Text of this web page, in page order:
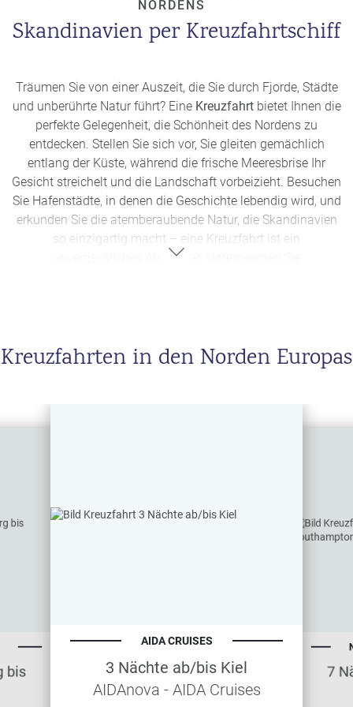
und dem beeindruckenden Vulkanland, das es zu
entdecken gilt.
entsprechende Kleidung mitzubringen. Das Wetter in den
nordischen Ländern kann sehr wechselhaft sein, daher
sollten Sie zu jeder Jahreszeit sowohl leichte als auch
warme Kleidung einpacken, um für alle Eventualitäten
gerüstet zu sein.
NORDENS
Skandinavien per Kreuzfahrtschiff
Träumen Sie von einer Auszeit, die Sie durch Fjorde, Städte
und unberührte Natur führt? Eine Kreuzfahrt bietet Ihnen die
perfekte Gelegenheit, die Schönheit des Nordens zu
entdecken. Stellen Sie sich vor, Sie gleiten gemächlich
entlang der Küste, während die frische Meeresbrise Ihr
Gesicht streichelt und die Landschaft vorbeizieht. Besuchen
Sie Hafenstädte, in denen die Geschichte lebendig wird, und
erkunden Sie die atemberaubende Natur, die Skandinavien
so einzigartig macht – eine Kreuzfahrt ist ein
unvergessliches Abenteuer. Unternehmen Sie
Meeresfrüchten, leckerem Wild und traditionellen Gerichten.
Und nicht zuletzt bietet eine Kreuzfahrt die Flexibilität,
Kreuzfahrten in den Norden Europas
AIDA CRUISES
3 Nächte ab/bis Kiel
AIDAnova - AIDA Cruises
7 Nächte